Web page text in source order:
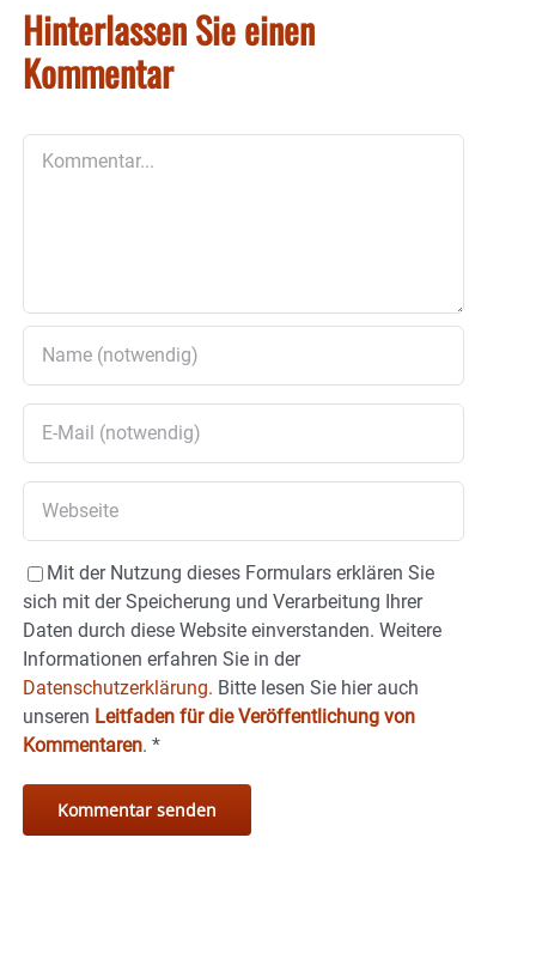
Hinterlassen Sie einen
Kommentar
Mit der Nutzung dieses Formulars erklären Sie
sich mit der Speicherung und Verarbeitung Ihrer
Daten durch diese Website einverstanden. Weitere
Informationen erfahren Sie in der
Datenschutzerklärung. Bitte lesen Sie hier auch
unseren Leitfaden für die Veröffentlichung von
Kommentaren. *